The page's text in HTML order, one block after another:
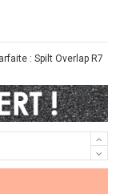
: Spilt Overlap R7